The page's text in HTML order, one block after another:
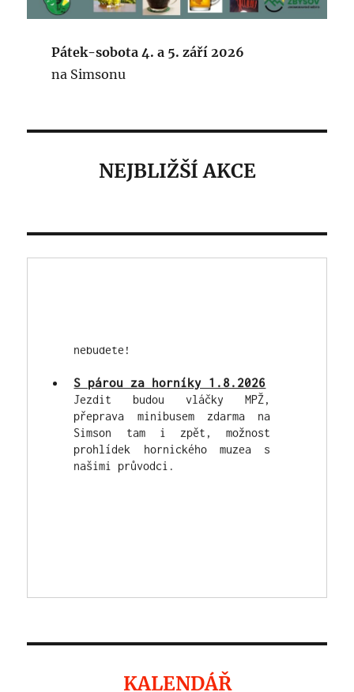
Pátek-sobota 4. a 5. září 2026
na Simsonu
NEJBLIŽŠÍ AKCE
akce - areál Simson v sobotu
S párou za horníky 1.8.2026
přeprava minibusem zdarma na
Simson tam i zpět, možnost
prohlídek hornického muzea s
našimi průvodci.
KALENDÁŘ